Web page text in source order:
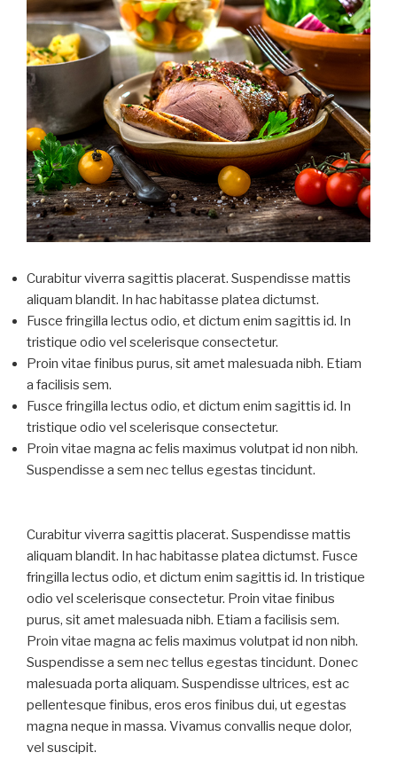
Curabitur viverra sagittis placerat. Suspendisse mattis
aliquam blandit. In hac habitasse platea dictumst.
Fusce fringilla lectus odio, et dictum enim sagittis id. In
tristique odio vel scelerisque consectetur.
Proin vitae finibus purus, sit amet malesuada nibh. Etiam
a facilisis sem.
Fusce fringilla lectus odio, et dictum enim sagittis id. In
tristique odio vel scelerisque consectetur.
Proin vitae magna ac felis maximus volutpat id non nibh.
Suspendisse a sem nec tellus egestas tincidunt.
Curabitur viverra sagittis placerat. Suspendisse mattis
aliquam blandit. In hac habitasse platea dictumst. Fusce
fringilla lectus odio, et dictum enim sagittis id. In tristique
odio vel scelerisque consectetur. Proin vitae finibus
purus, sit amet malesuada nibh. Etiam a facilisis sem.
Proin vitae magna ac felis maximus volutpat id non nibh.
Suspendisse a sem nec tellus egestas tincidunt. Donec
malesuada porta aliquam. Suspendisse ultrices, est ac
pellentesque finibus, eros eros finibus dui, ut egestas
magna neque in massa. Vivamus convallis neque dolor,
vel suscipit.